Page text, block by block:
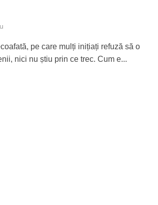
pe care mulți inițiați refuză să o
nici nu știu prin ce trec. Cum e...